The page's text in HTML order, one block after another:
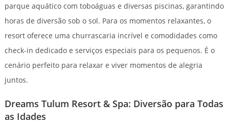
parque aquático com toboáguas e diversas piscinas, garantindo
horas de diversão sob o sol. Para os momentos relaxantes, o
resort oferece uma churrascaria incrível e comodidades como
check-in dedicado e serviços especiais para os pequenos. É o
cenário perfeito para relaxar e viver momentos de alegria
juntos.
Dreams Tulum Resort & Spa: Diversão para Todas
as Idades